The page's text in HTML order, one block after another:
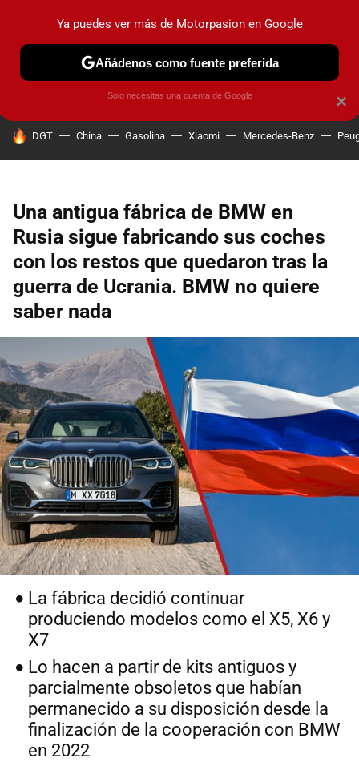
PRUEBAS COCHES ELÉCTRICOS OBSERVATORIO
HOY SE HABLA DE
DGT China Gasolina Xiaomi Mercedes-Benz
Una antigua fábrica de BMW en
Rusia sigue fabricando sus coches
con los restos que quedaron tras la
guerra de Ucrania. BMW no quiere
saber nada
La fábrica decidió continuar
produciendo modelos como el X5, X6 y
X7
Lo hacen a partir de kits antiguos y
parcialmente obsoletos que habían
permanecido a su disposición desde la
finalización de la cooperación con BMW
en 2022
×
Ya puedes ver más de Motorpasion en Google
Añádenos como fuente preferida
Solo necesitas una cuenta de Google